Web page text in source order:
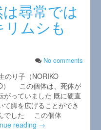
尋常では
ムシも
No comments
のり子（NORIKO
） この個体は、死体が
がっていました 既に硬直
て脚を広げることができ
でした この個体
reading →